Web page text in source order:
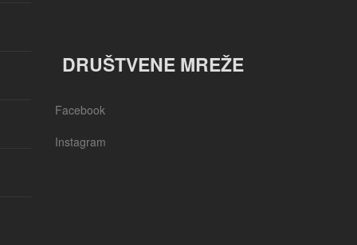
DRUŠTVENE MREŽE
Facebook
Instagram